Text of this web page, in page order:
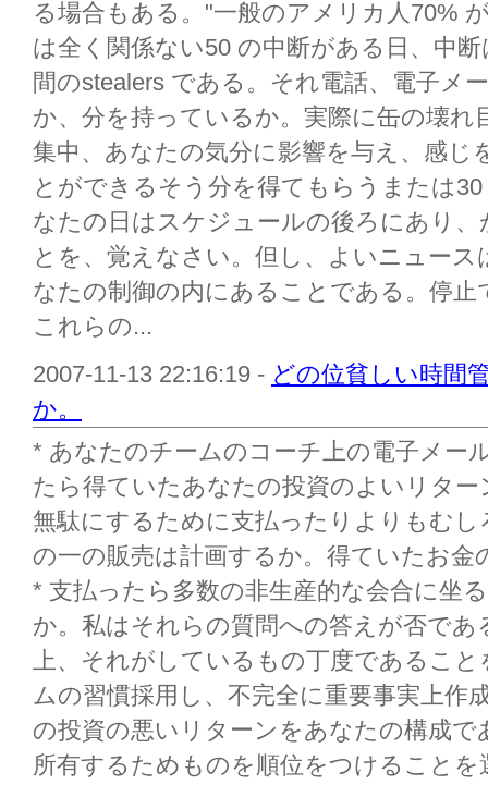
る場合もある。"一般のアメリカ人70%
は全く関係ない50 の中断がある日、中
間のstealers である。それ電話、電子メ
か、分を持っているか。実際に缶の壊
集中、あなたの気分に影響を与え、感じ
とができるそう分を得てもらうまたは
なたの日はスケジュールの後ろにあり
とを、覚えなさい。但し、よいニュー
なたの制御の内にあることである。停
これらの...
2007-11-13 22:16:19 - どの位貧しい時間
か。
* あなたのチームのコーチ上の電子メー
たら得ていたあなたの投資のよいリタ
無駄にするために支払ったりよりもむ
の一の販売は計画するか。得ていたお
* 支払ったら多数の非生産的な会合に坐
か。私はそれらの質問への答えが否で
上、それがしているもの丁度であるこ
ムの習慣採用し、不完全に重要事実上作
の投資の悪いリターンをあなたの構成
所有するためものを順位をつけること